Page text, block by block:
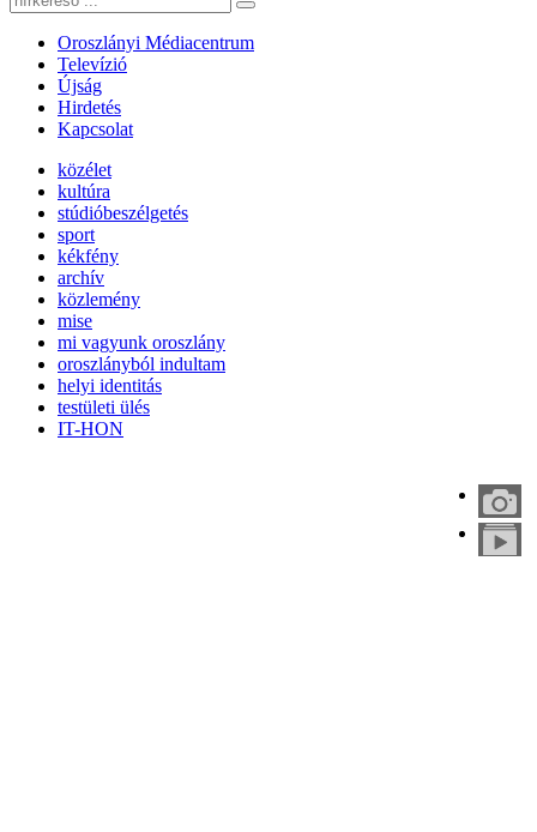
Oroszlányi Médiacentrum
Televízió
Újság
Hirdetés
Kapcsolat
közélet
kultúra
stúdióbeszélgetés
sport
kékfény
archív
közlemény
mise
mi vagyunk oroszlány
oroszlányból indultam
helyi identitás
testületi ülés
IT-HON